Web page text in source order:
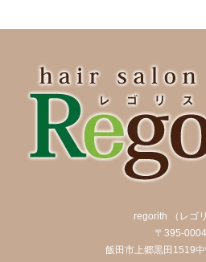
regorith （レゴリ
〒395-0004
飯田市上郷黒田1519